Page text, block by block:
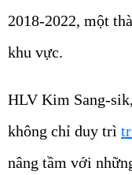
2018-2022, một
khu vực.
HLV Kim Sang-
không chỉ duy trì
nâng tầm với